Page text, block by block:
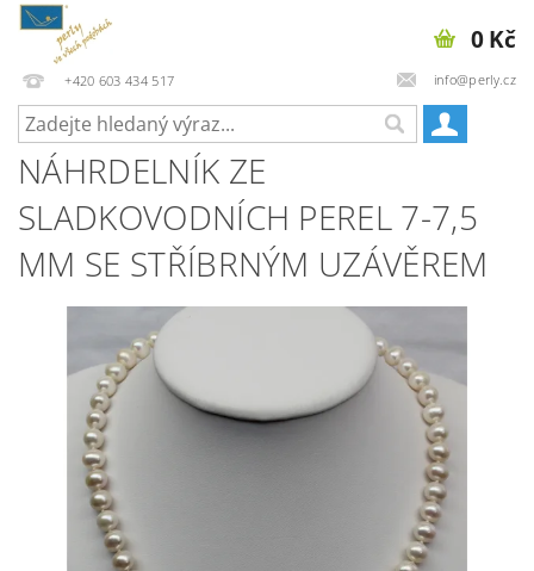
+420 603 434 517 info@perly.cz
0 Kč
NÁHRDELNÍK ZE
SLADKOVODNÍCH PEREL 7-7,5
MM SE STŘÍBRNÝM UZÁVĚREM